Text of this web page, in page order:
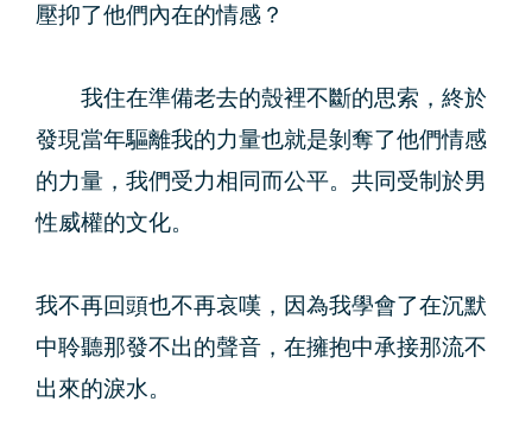
壓抑了他們內在的情感？
我住在準備老去的殼裡不斷的思索，終於
發現當年驅離我的力量也就是剝奪了他們情感
的力量，我們受力相同而公平。共同受制於男
性威權的文化。
我不再回頭也不再哀嘆，因為我學會了在沉默
中聆聽那發不出的聲音，在擁抱中承接那流不
出來的淚水。